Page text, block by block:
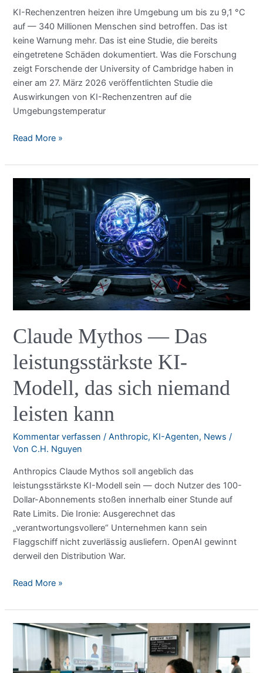
KI-Rechenzentren heizen ihre Umgebung um bis zu 9,1 °C
auf — 340 Millionen Menschen sind betroffen. Das ist
keine Warnung mehr. Das ist eine Studie, die bereits
eingetretene Schäden dokumentiert. Was die Forschung
zeigt Forschende der University of Cambridge haben in
einer am 27. März 2026 veröffentlichten Studie die
Auswirkungen von KI-Rechenzentren auf die
Umgebungstemperatur
KI-
heizen
Umgebung
zu
Millionen
betroffen
Read More »
Claude Mythos — Das
leistungsstärkste KI-
Modell, das sich niemand
leisten kann
Kommentar verfassen /Anthropic, KI-Agenten, News /
VonC.H. Nguyen
Anthropics Claude Mythos soll angeblich das
leistungsstärkste KI-Modell sein — doch Nutzer des 100-
Dollar-Abonnements stoßen innerhalb einer Stunde auf
Rate Limits. Die Ironie: Ausgerechnet das
„verantwortungsvollere“ Unternehmen kann sein
Flaggschiff nicht zuverlässig ausliefern. OpenAI gewinnt
derweil den Distribution War.
Claude
—
Das
leistungsstärkste
Modell,
Read More »